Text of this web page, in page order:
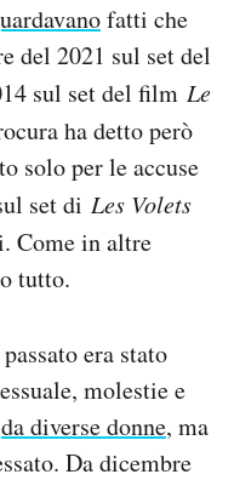
fatti che
del 2021 sul set del
sul set del film Le
ha detto però
solo per le accuse
set di Les Volets
Come in altre
tutto.
era stato
molestie e
da diverse donne, ma
Da dicembre